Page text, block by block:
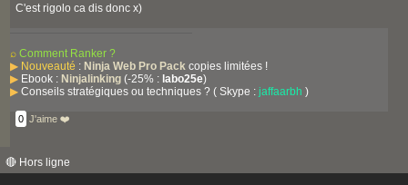
C'est rigolo ca dis donc x)
⌕ Comment Ranker ?
▶ Nouveauté : Ninja Web Pro Pack copies limitées !
▶ Ebook : Ninjalinking (-25% : labo25e)
▶ Conseils stratégiques ou techniques ? ( Skype : jaffaarbh )
0 J'aime ❤️
🔴 Hors ligne